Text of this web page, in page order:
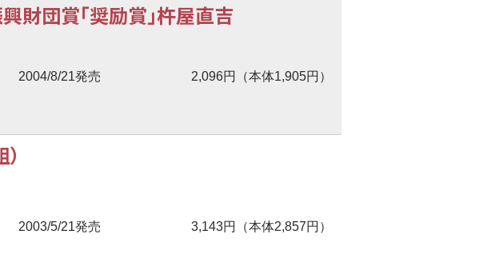
財団賞「奨励賞」杵屋直吉
2004/8/21発売 2,096円（本体1,905円）
2003/5/21発売
3,143円（本体2,857円）